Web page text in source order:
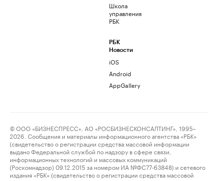
Школа
управления
РБК
РБК
Новости
iOS
Android
AppGallery
© ООО «БИЗНЕСПРЕСС», АО «РОСБИЗНЕСКОНСАЛТИНГ», 1995–
2026. Сообщения и материалы информационного агентства «РБК»
(свидетельство о регистрации средства массовой информации
выдано Федеральной службой по надзору в сфере связи,
информационных технологий и массовых коммуникаций
(Роскомнадзор) 09.12.2015 за номером ИА №ФС77-63848) и сетевого
издания «РБК» (свидетельство о регистрации средства массовой